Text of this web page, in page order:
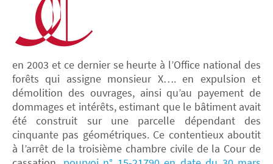
en 2003 et ce dernier se heurte à l’Office national des
forêts qui assigne monsieur X…. en expulsion et
démolition des ouvrages, ainsi qu’au payement de
dommages et intérêts, estimant que le bâtiment avait
été construit sur une parcelle dépendant des
cinquante pas géométriques. Ce contentieux aboutit
à l’arrêt de la troisième chambre civile de la Cour de